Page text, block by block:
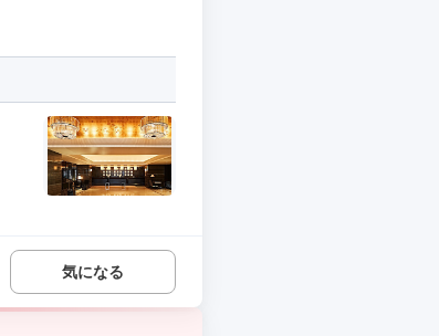
気になる